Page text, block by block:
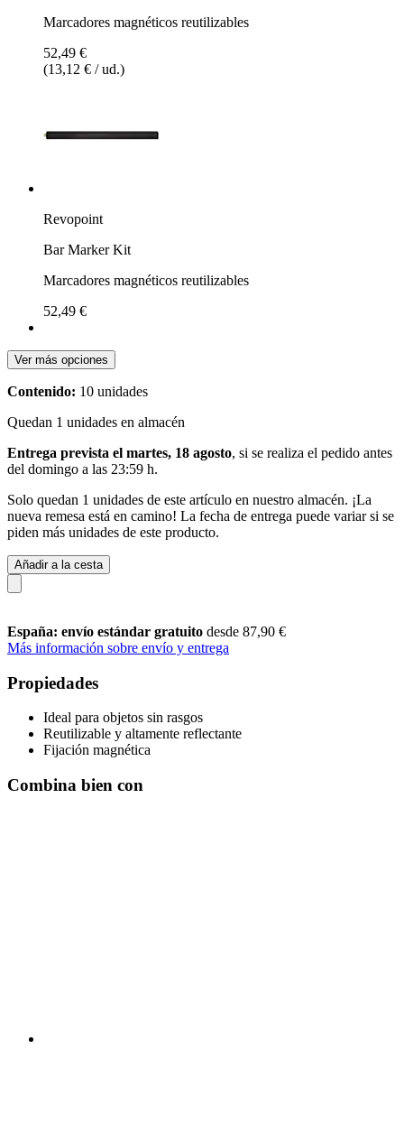
Marcadores magnéticos reutilizables
52,49 €
(13,12 € / ud.)
Revopoint
Bar Marker Kit
Marcadores magnéticos reutilizables
52,49 €
Ver más opciones
Contenido: 10 unidades
Quedan 1 unidades en almacén
Entrega prevista el martes, 18 agosto, si se realiza el pedido antes
del domingo a las 23:59 h.
Solo quedan 1 unidades de este artículo en nuestro almacén. ¡La
nueva remesa está en camino! La fecha de entrega puede variar si se
piden más unidades de este producto.
Añadir a la cesta
España: envío estándar gratuito desde 87,90 €
Más información sobre envío y entrega
Propiedades
Ideal para objetos sin rasgos
Reutilizable y altamente reflectante
Fijación magnética
Combina bien con